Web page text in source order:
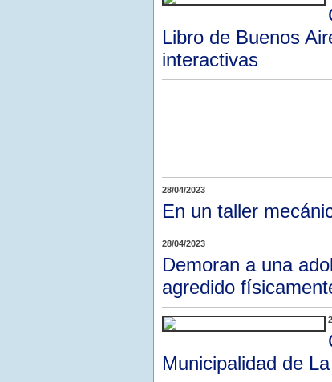
Libro de Buenos
interactivas
28/04/2023
En un taller
28/04/2023
Demoran a una
agredido
Municipalidad de